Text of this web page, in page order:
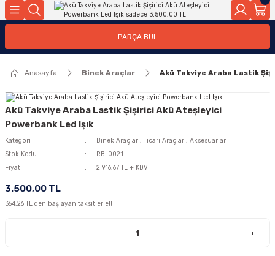
Geri Dön
Geri Dön
PARÇA BUL
Anasayfa Binek Araçlar Akü Takviye Araba Lastik
Akü Takviye Araba Lastik Şişirici Akü Ateşleyici
Powerbank Led Işık
Kategori Binek Araçlar , Ticari Araçlar , Aksesuarlar
Stok Kodu
RB-0021
Fiyat
2.916,67 TL + KDV
3.500,00 TL
364,26 TL den başlayan taksitlerle!!
- +